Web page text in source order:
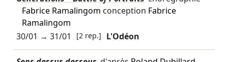
Fabrice Ramalingom conception Fabrice
Ramalingom
30/01 → 31/01 [2 rep.] L'Odéon